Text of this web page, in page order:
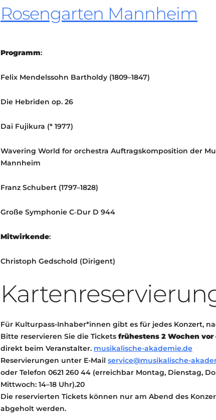
KONTAKT
Rosengarten Mannheim
Programm:
Felix Mendelssohn Bartholdy (1809–1847)
Die Hebriden op. 26
Dai Fujikura (* 1977)
Wavering World for orchestra Auftragskomposition der
Mannheim
Franz Schubert (1797–1828)
Große Symphonie C‑Dur D 944
Mitwirkende:
Christoph Gedschold (Dirigent)
Für Kulturpass-Inhaber*innen gibt es für jedes Konzert,
Bitte reservieren Sie die Tickets frühestens 2 Wochen vor
direkt beim Veranstalter. musikalische-akademie.de
Reservierungen unter E-Mail service@musikalische-
oder Telefon 0621 260 44 (erreichbar Montag, Dienstag,
Mittwoch: 14–18 Uhr).20
Die reservierten Tickets können nur am Abend des
abgeholt werden.